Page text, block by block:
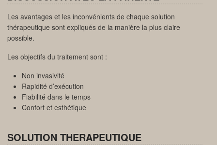
Les avantages et les inconvénients de chaque solution
thérapeutique sont expliqués de la manière la plus claire
possible.
Les objectifs du traitement sont :
Non invasivité
Rapidité d’exécution
Fiabilité dans le temps
Confort et esthétique
SOLUTION THERAPEUTIQUE